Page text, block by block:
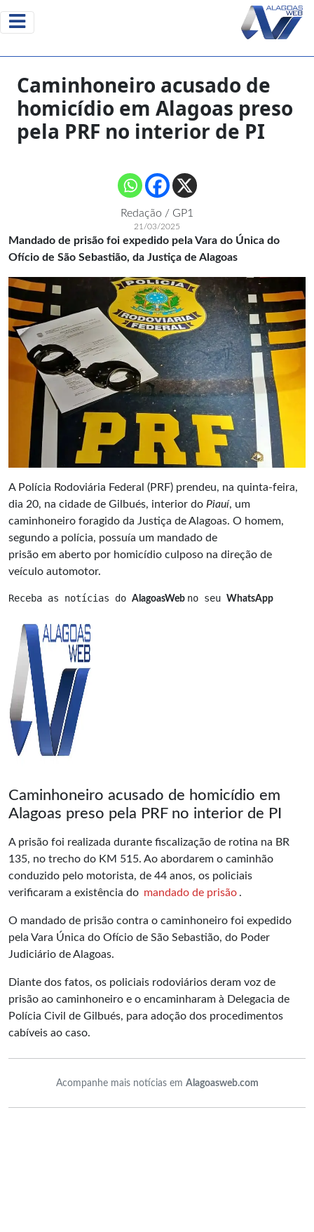
Caminhoneiro acusado de
homicídio em Alagoas preso
pela PRF no interior de PI
Redação / GP1
21/03/2025
Mandado de prisão foi expedido pela Vara do Única do
Ofício de São Sebastião, da Justiça de Alagoas
A Polícia Rodoviária Federal (PRF) prendeu, na quinta-feira,
dia 20, na cidade de Gilbués, interior do Piauí, um
caminhoneiro foragido da Justiça de Alagoas. O homem,
segundo a polícia, possuía um mandado de
prisão em aberto por homicídio culposo na direção de
veículo automotor.
Receba as notícias do AlagoasWeb no seu WhatsApp
Caminhoneiro acusado de homicídio em
Alagoas preso pela PRF no interior de PI
A prisão foi realizada durante fiscalização de rotina na BR
135, no trecho do KM 515. Ao abordarem o caminhão
conduzido pelo motorista, de 44 anos, os policiais
verificaram a existência do mandado de prisão .
O mandado de prisão contra o caminhoneiro foi expedido
pela Vara Única do Ofício de São Sebastião, do Poder
Judiciário de Alagoas.
Diante dos fatos, os policiais rodoviários deram voz de
prisão ao caminhoneiro e o encaminharam à Delegacia de
Polícia Civil de Gilbués, para adoção dos procedimentos
cabíveis ao caso.
Acompanhe mais notícias em Alagoasweb.com